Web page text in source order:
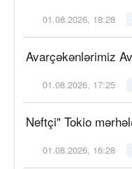
01.08.2026, 18:28
Avarçəkənlərimiz
01.08.2026, 17:25
Neftçi" Tokio
01.08.2026, 16:28